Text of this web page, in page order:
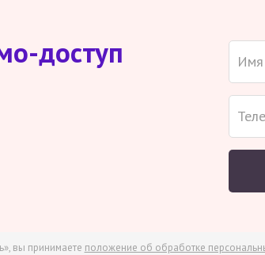
доступ
вы принимаете положение об обработке